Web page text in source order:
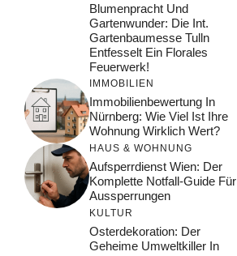
Blumenpracht Und
Gartenwunder: Die Int.
Gartenbaumesse Tulln
Entfesselt Ein Florales
Feuerwerk!
IMMOBILIEN
Immobilienbewertung In
Nürnberg: Wie Viel Ist Ihre
Wohnung Wirklich Wert?
HAUS & WOHNUNG
Aufsperrdienst Wien: Der
Komplette Notfall-Guide Für
Aussperrungen
KULTUR
Osterdekoration: Der
Geheime Umweltkiller In